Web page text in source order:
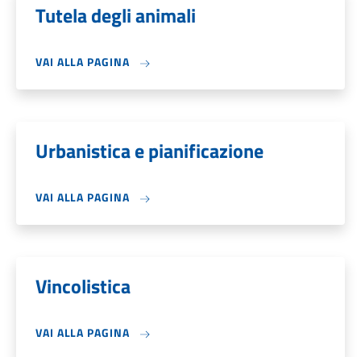
Tutela degli animali
VAI ALLA PAGINA
Urbanistica e pianificazione
VAI ALLA PAGINA
Vincolistica
VAI ALLA PAGINA